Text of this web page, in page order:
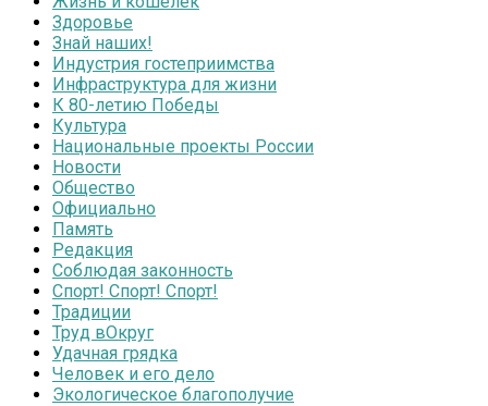
Здоровье
Знай наших!
Индустрия гостеприимства
Инфраструктура для жизни
К 80-летию Победы
Культура
Национальные проекты России
Новости
Общество
Официально
Память
Редакция
Соблюдая законность
Спорт! Спорт! Спорт!
Традиции
Труд вОкруг
Удачная грядка
Человек и его дело
Экологическое благополучие